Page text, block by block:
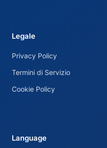
Legale
Privacy Policy
Termini di Servizio
Cookie Policy
Language